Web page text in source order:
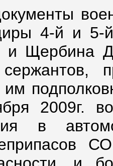
4-й и 5-
Щербина
им
2009г.
в